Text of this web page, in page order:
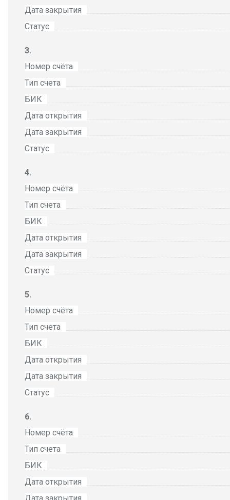
Дата закрытия
Статус
Номер счёта
Тип счета
БИК
Дата открытия
Дата закрытия
Статус
Номер счёта
Тип счета
БИК
Дата открытия
Дата закрытия
Статус
Номер счёта
Тип счета
БИК
Дата открытия
Дата закрытия
Статус
Номер счёта
Тип счета
БИК
Дата открытия